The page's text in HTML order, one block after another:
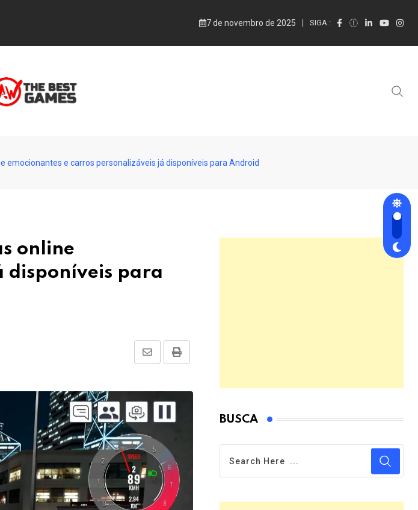
7 de novembro de 2025 SIGA :
emocionantes e carros personalizáveis já disponíveis para Android
online
disponíveis para
Print
Share
Email
BUSCA